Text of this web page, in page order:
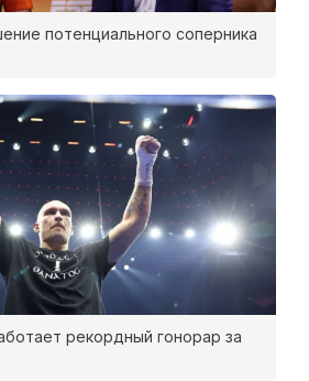
потенциального соперника
рекордный гонорар за